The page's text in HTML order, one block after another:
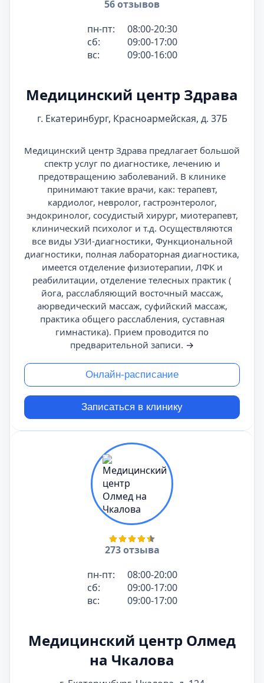
56 отзывов
пн-пт:
08:00-20:30
сб:
09:00-17:00
вс:
09:00-16:00
Медицинский центр Здрава
г. Екатеринбург, Красноармейская, д. 37Б
Медицинский центр Здрава предлагает большой
спектр услуг по диагностике, лечению и
предотвращению заболеваний. В клинике
принимают такие врачи, как: терапевт,
кардиолог, невролог, гастроэнтеролог,
эндокринолог, сосудистый хирург, миотерапевт,
клинический психолог и т.д. Осуществляются
все виды УЗИ-диагностики, Функциональной
диагностики, полная лабораторная диагностика,
имеется отделение физиотерапии, ЛФК и
реабилитации, отделение телесных практик (
йога, расслабляющий восточный массаж,
аюрведический массаж, суфийский массаж,
практика общего расслабления, суставная
гимнастика). Прием проводится по
предварительной записи. →
Онлайн-расписание
Записаться в клинику
273 отзыва
пн-пт:
08:00-20:00
сб:
09:00-17:00
вс:
09:00-17:00
Медицинский центр Олмед
на Чкалова